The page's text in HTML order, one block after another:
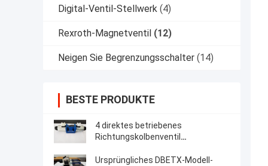
Digital-Ventil-Stellwerk (4)
Rexroth-Magnetventil (12)
Neigen Sie Begrenzungsschalter (14)
BESTE PRODUKTE
4 direktes betriebenes
Richtungskolbenventil
Rexroth mit Solenoid-Betätigung
Ursprüngliches DBETX-Modell-